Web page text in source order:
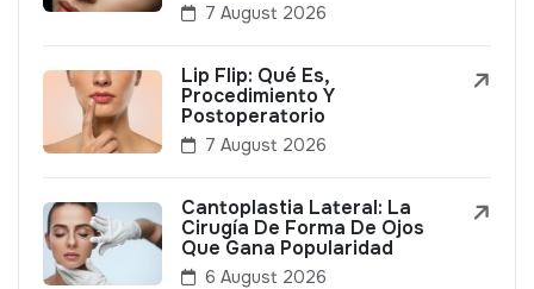
7 August 2026
Lip Flip: Qué Es,
Procedimiento Y
Postoperatorio
7 August 2026
Cantoplastia Lateral: La
Cirugía De Forma De Ojos
Que Gana Popularidad
6 August 2026